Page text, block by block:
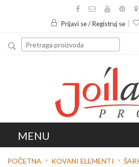
Prijavi se / Registruj se
POČETNA KOVANI ELEMENTI